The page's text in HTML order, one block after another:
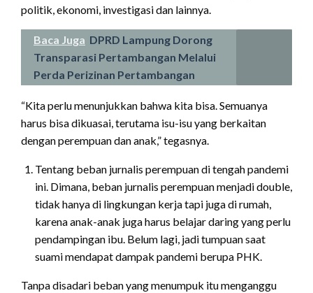
politik, ekonomi, investigasi dan lainnya.
Baca Juga DPRD Lampung Dorong
Transparasi Pertambangan Melalui
Perda Perizinan Pertambangan
“Kita perlu menunjukkan bahwa kita bisa. Semuanya
harus bisa dikuasai, terutama isu-isu yang berkaitan
dengan perempuan dan anak,” tegasnya.
Tentang beban jurnalis perempuan di tengah pandemi
ini. Dimana, beban jurnalis perempuan menjadi double,
tidak hanya di lingkungan kerja tapi juga di rumah,
karena anak-anak juga harus belajar daring yang perlu
pendampingan ibu. Belum lagi, jadi tumpuan saat
suami mendapat dampak pandemi berupa PHK.
Tanpa disadari beban yang menumpuk itu menganggu